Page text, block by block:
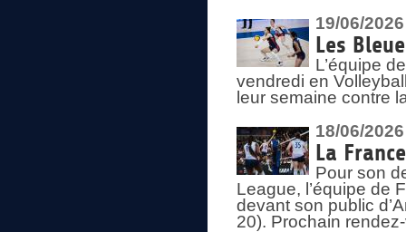
19/06/2026
Les
L’équipe
vendredi en
leur semaine contre
18/06/2026
La
Pour son
League, l’équipe de
devant son public
20). Prochain